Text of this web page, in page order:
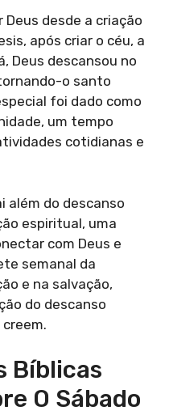
desde a criação
após criar o céu, a
Deus descansou no
o santo
foi dado como
um tempo
cotidianas e
além do descanso
espiritual, uma
com Deus e
semanal da
e na salvação,
do descanso
Bíblicas
O Sábado